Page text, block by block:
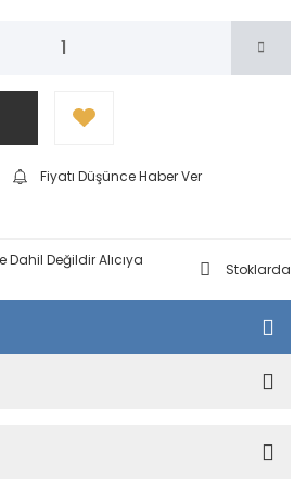
Fiyatı Düşünce Haber Ver
Dahil Değildir Alıcıya
Stoklarda